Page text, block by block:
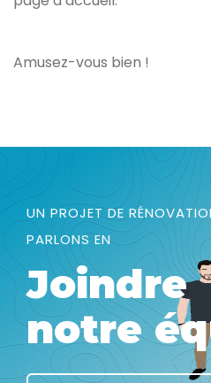
Amusez-vous bien !
UN PROJET DE
PARLONS EN
Joindre
notre